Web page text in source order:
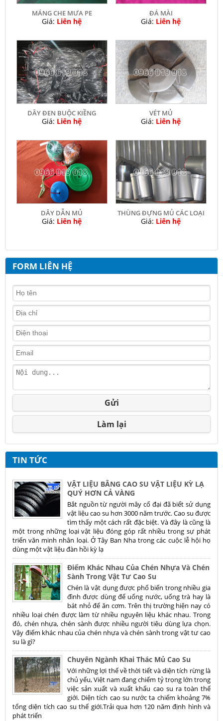
MÁNG CHE MƯA PE
Giá: Liên hệ
ĐÁ MÀI
Giá: Liên hệ
DÂY ĐEN BUỘC KIỀNG
Giá: Liên hệ
VÉT MỦ
Giá: Liên hệ
DÂY DẪN MỦ
Giá: Liên hệ
THÙNG ĐỰNG MỦ CÁC LOẠI
Giá: Liên hệ
FORM LIÊN HỆ
Gửi
Làm lại
TIN TỨC
VẬT LIỆU BẰNG CAO SU VẬT LIỆU KỲ LẠ
QUÝ HƠN CẢ VÀNG
Bắt nguồn từ người mây cổ đại đã biết sử dụng
vật liệu cao su hơn 3000 năm trước. Cao su được
tìm thấy một cách rất đặc biệt. Và đây là cũng là
một trong những loại vật liệu đóng góp rất nhiều trong sự phát
triển văn minh nhân loại. Ở Tây Ban Nha trong các cuộc lễ hội họ
dùng một vật liệu đàn hồi kỳ lạ
Điểm Khác Nhau Của Chén Nhựa Và Chén
Sành Trong Vật Tư Cao Su
Chén là vật dụng được phổ biến trong nhiều gia
đình được dùng để uống nước, uống trà hay là
bát nhỏ để ăn cơm. Trên thị trường hiện nay có
nhiều loại chén được làm từ nhiều nguyên liệu khác nhau. Trong
đó, chén nhựa, chén sành được nhiều người tiêu dùng lựa chọn.
Vậy điểm khác nhau của chén nhựa và chén sành trong vật tư cao
su là gì?
Chuyên Ngành Khai Thác Mủ Cao Su
Với những lợi thế về thời tiết và diện tích rừng là
chủ yếu, Việt nam đang chiếm tỷ trọng lớn trong
việc sản xuất và xuất khẩu cao su ra toàn thế
giới. Diện tích cao su nước ta chiếm khoảng 7%
tổng diện tích cao su thế giới.Trải qua hơn 120 năm định hình và
phát triển